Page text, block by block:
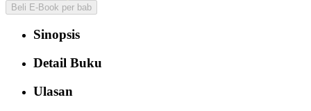
Beli E-Book per bab
Sinopsis
Detail Buku
Ulasan